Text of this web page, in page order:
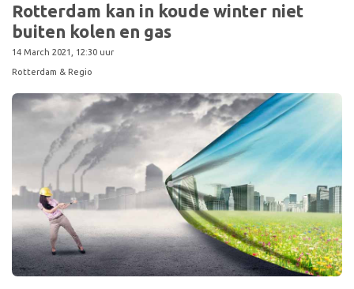
Rotterdam kan in koude winter niet
buiten kolen en gas
14 March 2021, 12:30 uur
Rotterdam & Regio